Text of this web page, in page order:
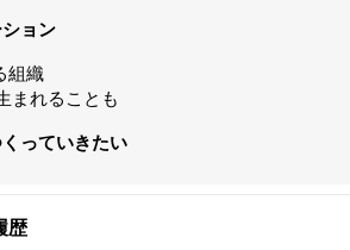
ョン
組織
まれることも
っていきたい
歴